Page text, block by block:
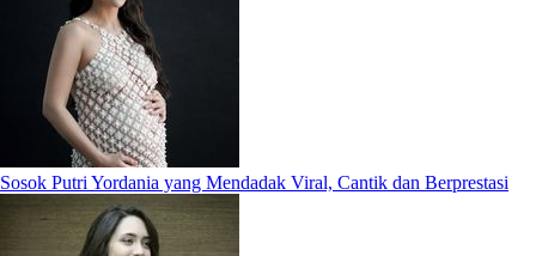
Sosok Putri Yordania yang Mendadak Viral, Cantik dan Berprestasi